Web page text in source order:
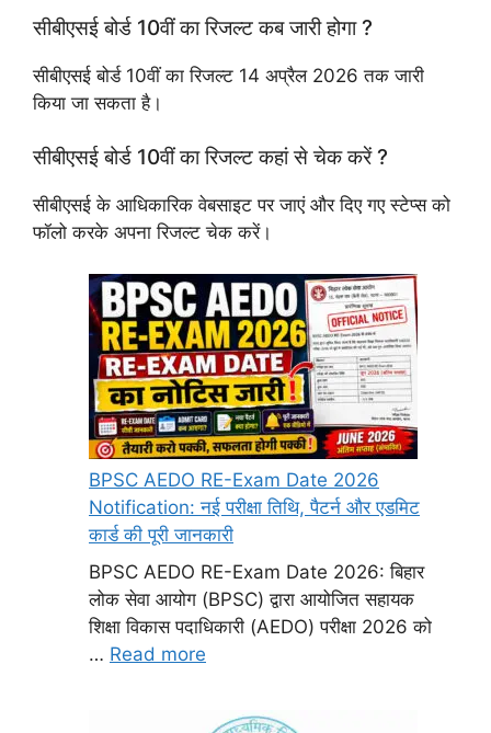
सीबीएसई बोर्ड 10वीं का रिजल्ट कब जारी होगा ?
सीबीएसई बोर्ड 10वीं का रिजल्ट 14 अप्रैल 2026 तक जारी
किया जा सकता है।
सीबीएसई बोर्ड 10वीं का रिजल्ट कहां से चेक करें ?
सीबीएसई के आधिकारिक वेबसाइट पर जाएं और दिए गए स्टेप्स को
फॉलो करके अपना रिजल्ट चेक करें।
BPSC AEDO RE-Exam Date 2026
Notification: नई परीक्षा तिथि, पैटर्न और एडमिट
कार्ड की पूरी जानकारी
BPSC AEDO RE-Exam Date 2026: बिहार
लोक सेवा आयोग (BPSC) द्वारा आयोजित सहायक
शिक्षा विकास पदाधिकारी (AEDO) परीक्षा 2026 को
… Read more